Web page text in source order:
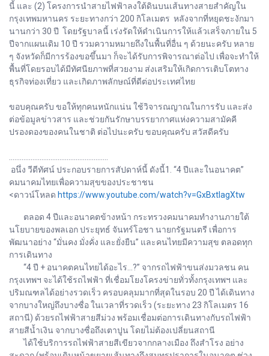
นี้ และ (2) โครงการนำสายไฟฟ้าลงใต้ดินบนเส้นทางสายสำคัญใน
กรุงเทพมหานคร ระยะทางกว่า 200 กิโลเมตร หลังจากที่หยุดชะงักมา
นานกว่า 30 ปี โดยรัฐบาลนี้ เร่งรัดให้ดำเนินการให้แล้วเสร็จภายใน 5
ปีจากแผนเดิม 10 ปี รวมความหมายถึงในพื้นที่อื่น ๆ ด้วยนะครับ หลาย
ๆ จังหวัดก็มีการร้องขอขึ้นมา ก็จะได้รับการพิจารณาต่อไป เพื่อจะทำให้
พื้นที่โดยรอบได้มีทัศนียภาพที่สวยงาม ส่งเสริมให้เกิดการเติบโตทาง
ธุรกิจท่องเที่ยว และเกิดภาพลักษณ์ที่ดีต่อประเทศไทย
ขอบคุณครับ ขอให้ทุกคนหนักแน่น ใช้วิจารณญาณในการรับ และส่ง
ต่อข้อมูลข่าวสาร และช่วยกันรักษาบรรยากาศแห่งความสามัคคี
ปรองดองของคนในชาติ ต่อไปนะครับ ขอบคุณครับ สวัสดีครับ
อนึ่ง วีดีทัศน์ ประกอบรายการสัปดาห์นี้ ดังนี้1. “4 ปีและในอนาคต”
คมนาคมไทยเพื่อความสุขของประชาชน
<ดาวน์โหลด https://www.youtube.com/watch?v=GxBxtIagXtw
ตลอด 4 ปีและอนาคตข้างหน้า กระทรวงคมนาคมทำงานภายใต้
นโยบายของพลเอก ประยุทธ์ จันทร์โอชา นายกรัฐมนตรี เพื่อการ
พัฒนาอย่าง “มั่นคง มั่งคั่ง และยั่งยืน” และคนไทยมีความสุข ตลอดทุก
การเดินทาง
“4 ปี + อนาคตคนไทยได้อะไร...?” จากรถไฟฟ้าขนส่งมวลชน คน
กรุงเทพฯ จะได้ใช้รถไฟฟ้า ที่เชื่อมโยงโครงข่ายทั่วทั้งกรุงเทพฯ และ
ปริมณฑลได้อย่างรวดเร็ว ครอบคลุมมากที่สุดในรอบ 20 ปี ได้เดินทาง
จากบางใหญ่ถึงบางซื่อ ในเวลาที่รวดเร็ว (ระยะทาง 23 กิโลเมตร 16
สถานี) ด้วยรถไฟฟ้าสายสีม่วง พร้อมเชื่อมต่อการเดินทางกับรถไฟฟ้า
สายสีน้ำเงิน จากบางซื่อถึงเตาปูน โดยไม่ต้องเปลี่ยนสถานี
ได้ใช้บริการรถไฟฟ้าสายสีเขียวจากกลางเมือง ถึงสำโรง อย่าง